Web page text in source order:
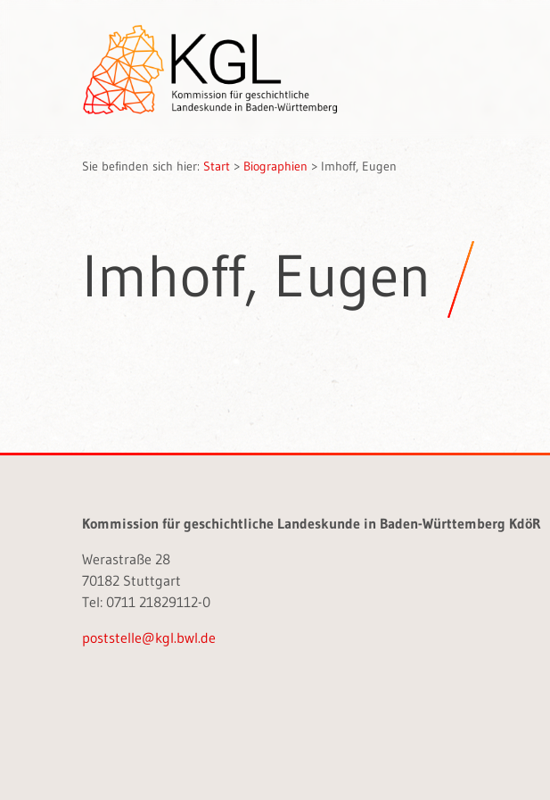
Sie befinden sich hier: Start > Biographien > Imhoff, Eugen
Imhoff, Eugen
Kommission für geschichtliche Landeskunde in Baden-Württemberg KdöR
Werastraße 28
70182 Stuttgart
Tel: 0711 21829112-0
poststelle@kgl.bwl.de